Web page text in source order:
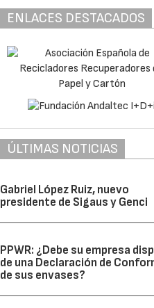
ENLACES DESTACADOS
ÚLTIMAS NOTICIAS
Gabriel López Ruiz, nuevo
presidente de Sigaus y Genci
PPWR: ¿Debe su empresa
de una Declaración de
de sus envases?